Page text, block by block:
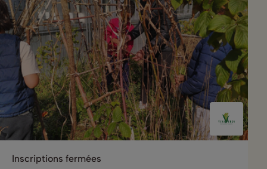
Inscriptions fermées